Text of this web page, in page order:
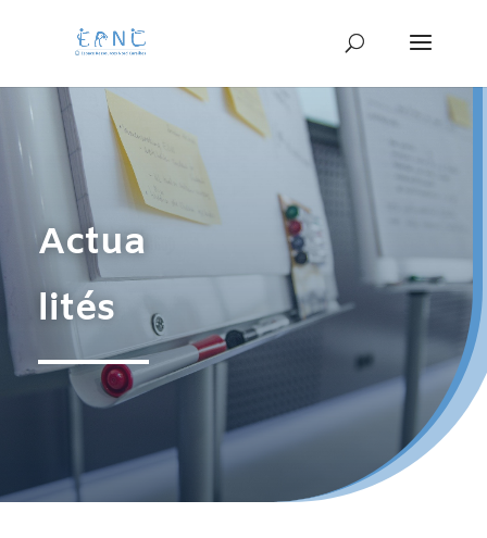
Actua
lités